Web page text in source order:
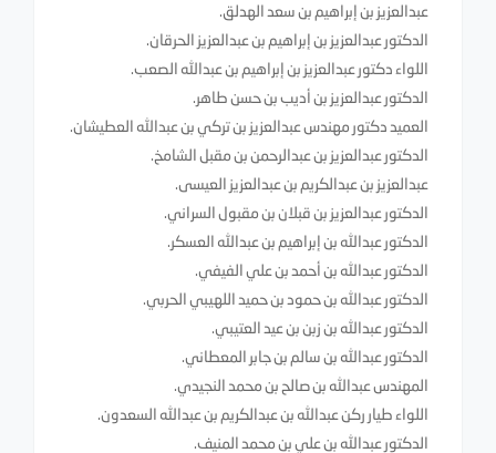
عبدالعزيز بن إبراهيم بن سعد الهدلق.
الدكتور عبدالعزيز بن إبراهيم بن عبدالعزيز الحرقان.
اللواء دكتور عبدالعزيز بن إبراهيم بن عبدالله الصعب.
الدكتور عبدالعزيز بن أديب بن حسن طاهر.
العميد دكتور مهندس عبدالعزيز بن تركي بن عبدالله العطيشان.
الدكتور عبدالعزيز بن عبدالرحمن بن مقبل الشامخ.
عبدالعزيز بن عبدالكريم بن عبدالعزيز العيسى.
الدكتور عبدالعزيز بن قبلان بن مقبول السراني.
الدكتور عبدالله بن إبراهيم بن عبدالله العسكر.
الدكتور عبدالله بن أحمد بن علي الفيفي.
الدكتور عبدالله بن حمود بن حميد اللهيبي الحربي.
الدكتور عبدالله بن زبن بن عيد العتيبي.
الدكتور عبدالله بن سالم بن جابر المعطاني.
المهندس عبدالله بن صالح بن محمد النجيدي.
اللواء طيار ركن عبدالله بن عبدالكريم بن عبدالله السعدون.
الدكتور عبدالله بن علي بن محمد المنيف.